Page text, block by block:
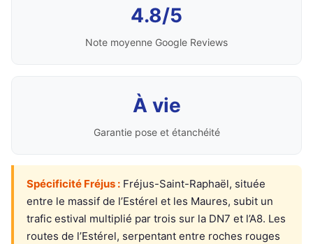
4.8/5
Note moyenne Google Reviews
À vie
Garantie pose et étanchéité
Spécificité Fréjus : Fréjus-Saint-Raphaël, située
entre le massif de l’Estérel et les Maures, subit un
trafic estival multiplié par trois sur la DN7 et l’A8. Les
routes de l’Estérel, serpentant entre roches rouges